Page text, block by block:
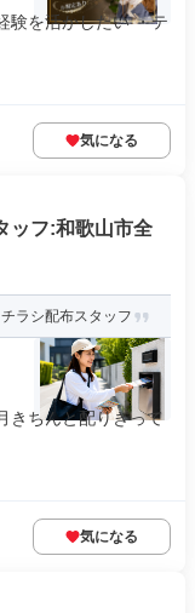
験を活かしたい ・テ
気になる
ッフ:和歌山市全
ラシ配布スタッフ
きちんと配りきって
気になる